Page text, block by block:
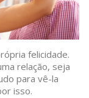
felicidade.
relação, seja
para vê-la
isso.